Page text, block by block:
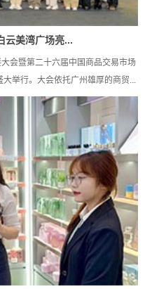
云美湾广场亮...
会暨第二十六届中国商品交易市场
举行。大会依托广州雄厚的商贸...